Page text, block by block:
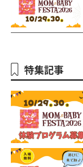
特集記事